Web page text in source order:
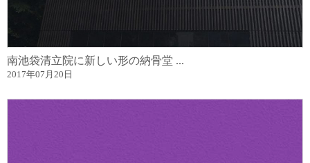
南池袋清立院に新しい形の納骨堂 ...
2017年07月20日